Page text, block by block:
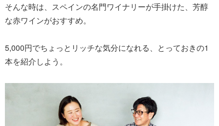
そんな時は、スペインの名門ワイナリーが手掛けた、芳醇
な赤ワインがおすすめ。
5,000円でちょっとリッチな気分になれる、とっておきの1
本を紹介しよう。